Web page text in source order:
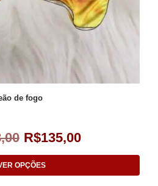
de fogo
R$135,00
OPÇÕES